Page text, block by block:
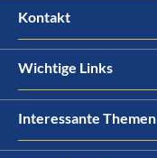
Kontakt
Wichtige Links
Interessante Themen